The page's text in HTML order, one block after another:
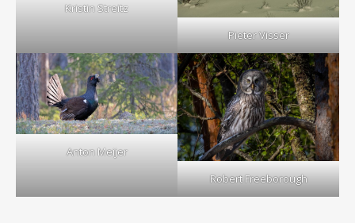
Kristin Streitz
Pieter Visser
Anton Meijer
Robert Freeborough